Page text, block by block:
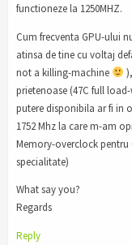
functioneze la 1250MHZ.
Cum frecventa GPU-ului
atinsa de tine cu voltaj
not a killing-machine
prietenoase (47C full
putere disponibila ar fi in
1752 Mhz la care m-am
Memory-overclock pentru
specialitate)
What say you?
Regards
Reply